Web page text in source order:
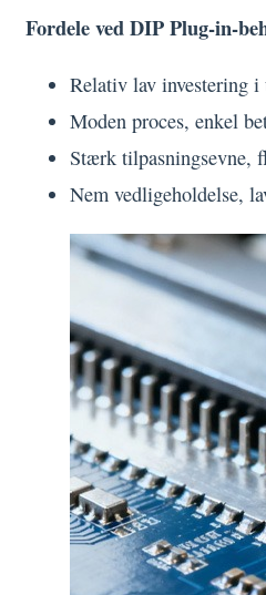
Fordele ved DIP Plug-in-
Relativ lav investering i
Moden proces, enkel
Stærk tilpasningsevne,
Nem vedligeholdelse,